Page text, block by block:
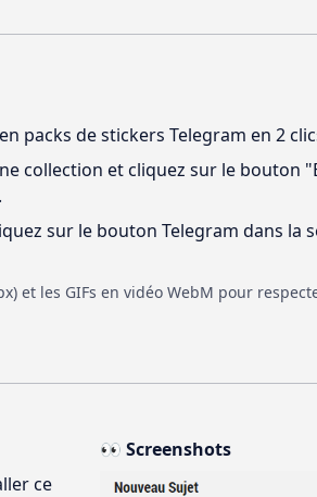
packs de stickers Telegram en 2
collection et cliquez sur le bouton
sur le bouton Telegram dans la
et les GIFs en vidéo WebM pour
ce
👀 Screenshots